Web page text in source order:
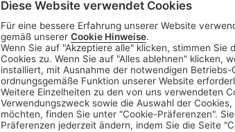
Diese Website verwendet Cookies
Für eine bessere Erfahrung unserer Website
gemäß unserer Cookie Hinweise.
Wenn Sie auf "Akzeptiere alle" klicken, stimmen Sie
Cookies zu. Wenn Sie auf "Alles ablehnen" klicken,
installiert, mit Ausnahme der notwendigen Betriebs-
ordnungsgemäße Funktion unserer Website
Weitere Einzelheiten zu den von uns verwendeten
Verwendungszweck sowie die Auswahl der Cookies,
möchten, finden Sie unter "Cookie-Präferenzen".
Präferenzen jederzeit ändern, indem Sie die Seite